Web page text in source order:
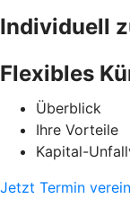
Individuell
Flexibles
Überblick
Ihre Vorteile
Kapital-
Jetzt Termin